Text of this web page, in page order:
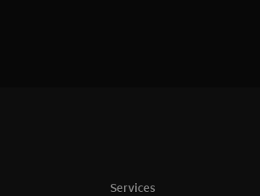
Services